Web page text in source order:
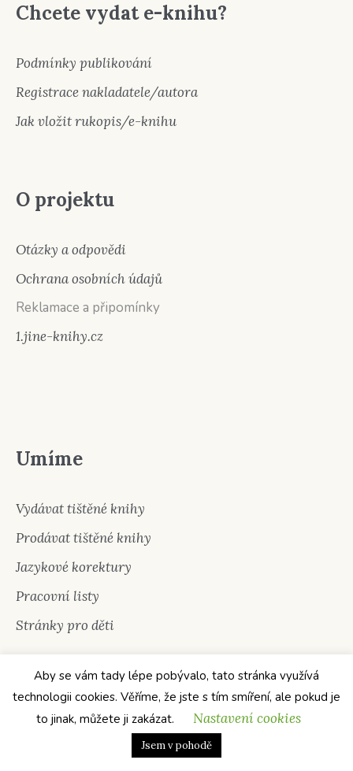
Chcete vydat e-knihu?
Podmínky publikování
Registrace nakladatele/autora
Jak vložit rukopis/e-knihu
O projektu
Otázky a odpovědi
Ochrana osobních údajů
Reklamace a připomínky
1.jine-knihy.cz
Umíme
Vydávat tištěné knihy
Prodávat tištěné knihy
Jazykové korektury
Pracovní listy
Stránky pro děti
Aby se vám tady lépe pobývalo, tato stránka využívá
technologii cookies. Věříme, že jste s tím smíření, ale pokud je
to jinak, můžete ji zakázat.
Nastavení cookies
Jsem v pohodě